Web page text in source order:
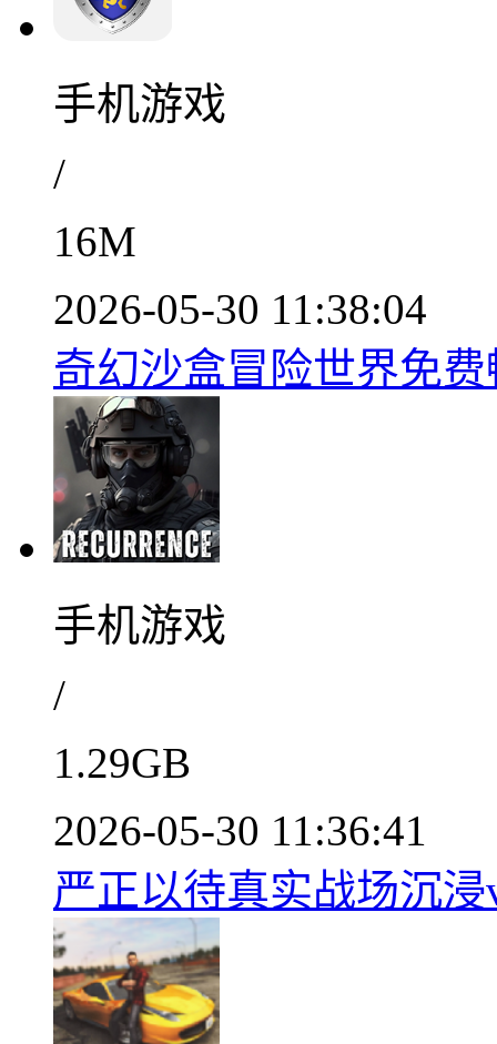
手机游戏
/
16M
2026-05-30 11:38:04
奇幻沙盒冒险世界免
手机游戏
/
1.29GB
2026-05-30 11:36:41
严正以待真实战场沉